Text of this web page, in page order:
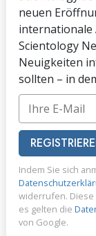
neuen
internationale
Scientology
Neuigkeiten
sollten – in
Indem Sie sich
widerrufen. Diese
es gelten die
von Google.